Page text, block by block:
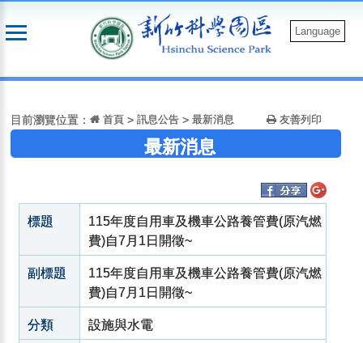
到
Language
目前瀏覽位置： 首頁 >訊息公告 >最新消息 友善列印
最新消息
標題
115年度自用車及機車公路養管費(原汽燃
費)自7月1日開徵~
副標題
115年度自用車及機車公路養管費(原汽燃
費)自7月1日開徵~
分類 設施與水電